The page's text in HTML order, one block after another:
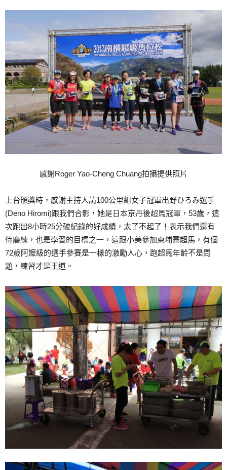
感謝Roger Yao-Cheng Chuang拍攝提供照片
上台頒獎時，感謝主持人請100公里組女子冠軍出野ひろみ選手
(Deno Hiromi)跟我們合影，她是日本京丹後超馬冠軍，53歲，這
次跑出8小時25分破紀錄的好成績，太了不起了！表示我們還有
待磨練，也是學習的目標之一，這跟小美參加柬埔寨超馬，有個
72歲阿嬤級的選手參賽是一樣的激勵人心，跑超馬年齡不是問
題，練習才是王道。